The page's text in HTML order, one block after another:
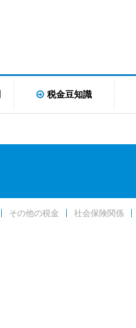
税金豆知識
その他の税金 社会保険関係